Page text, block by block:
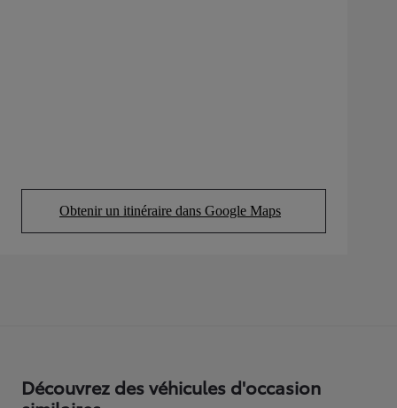
Obtenir un itinéraire dans Google Maps
(Opens in new tab)
Découvrez des véhicules d'occasion